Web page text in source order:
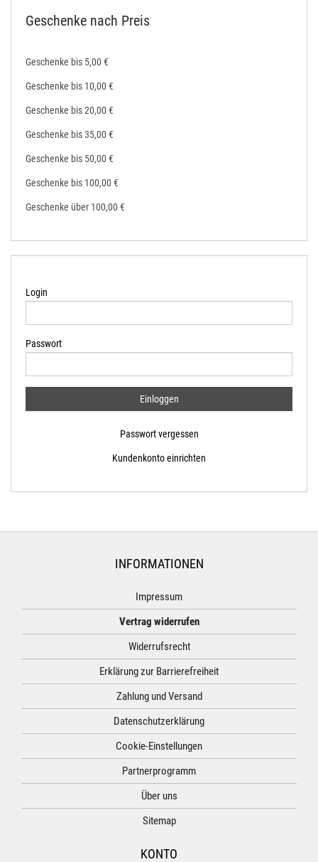
Geschenke nach Preis
Geschenke bis 5,00 €
Geschenke bis 10,00 €
Geschenke bis 20,00 €
Geschenke bis 35,00 €
Geschenke bis 50,00 €
Geschenke bis 100,00 €
Geschenke über 100,00 €
Login
Passwort
Passwort vergessen
Kundenkonto einrichten
INFORMATIONEN
Impressum
Vertrag widerrufen
Widerrufsrecht
Erklärung zur Barrierefreiheit
Zahlung und Versand
Datenschutzerklärung
Cookie-Einstellungen
Partnerprogramm
Über uns
Sitemap
KONTO